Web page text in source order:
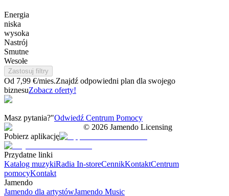
Energia
niska
wysoka
Nastrój
Smutne
Wesołe
Zastosuj filtry
Od 7,99 €/mies.Znajdź odpowiedni plan dla swojego
biznesuZobacz oferty!
Masz pytania?"Odwiedź Centrum Pomocy
© 2026 Jamendo Licensing
Pobierz aplikację
Przydatne linki
Katalog muzykiRadia In-storeCennikKontaktCentrum
pomocyKontakt
Jamendo
Jamendo dla artystówJamendo Music